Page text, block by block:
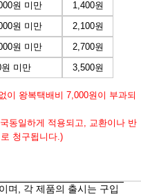
원 미만
1,400원
원 미만
2,100원
원 미만
2,700원
미만 3,500원
이 왕복택배비 7,000원이 부과되
동일하게 적용되고, 교환이나 반
청구됩니다.)
며, 각 제품의 출시는 구입